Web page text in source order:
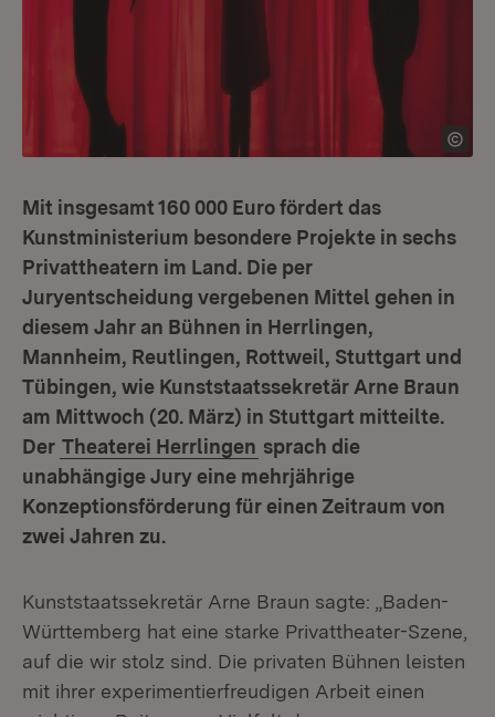
Mit insgesamt 160 000 Euro fördert das
Kunstministerium besondere Projekte in sechs
Privattheatern im Land. Die per
Juryentscheidung vergebenen Mittel gehen in
diesem Jahr an Bühnen in Herrlingen,
Mannheim, Reutlingen, Rottweil, Stuttgart und
Tübingen, wie Kunststaatssekretär Arne Braun
am Mittwoch (20. März) in Stuttgart mitteilte.
Der Theaterei Herrlingen sprach die
unabhängige Jury eine mehrjährige
Konzeptionsförderung für einen Zeitraum von
zwei Jahren zu.
Kunststaatssekretär Arne Braun sagte: „Baden-
Württemberg hat eine starke Privattheater-Szene,
auf die wir stolz sind. Die privaten Bühnen leisten
mit ihrer experimentierfreudigen Arbeit einen